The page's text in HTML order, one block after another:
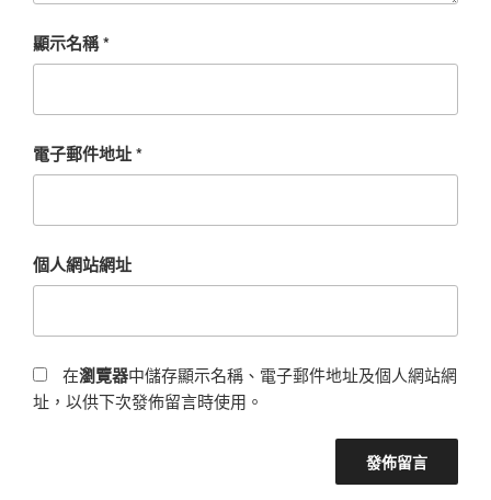
顯示名稱*
電子郵件地址*
個人網站網址
在瀏覽器中儲存顯示名稱、電子郵件地址及個人網站網
址，以供下次發佈留言時使用。